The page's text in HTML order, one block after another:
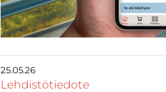
25.05.26
Lehdistötiedote